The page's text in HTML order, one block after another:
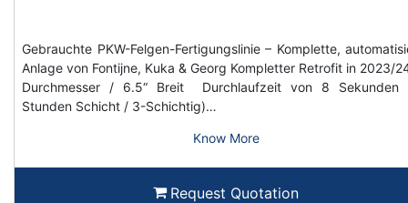
Gebrauchte PKW-Felgen-Fertigungslinie – Komplette,
Anlage von Fontijne, Kuka & Georg Kompletter Retrofit in 2023/
Durchmesser / 6.5“ Breit Durchlaufzeit von 8 Sekunden
Stunden Schicht / 3-Schichtig)…
Know More
Request Quotation